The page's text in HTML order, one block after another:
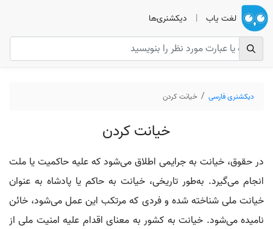
لغت یاب | دیکشنری‌ها
دیکشنری فارسی خیانت کردن
خیانت کردن
در حقوق، خیانت به جرایمی اطلاق می‌شود که علیه حاکمیت یا ملت
انجام می‌گیرد. به‌طور تاریخی، خیانت به حاکم یا پادشاه به عنوان
خیانت ملی شناخته شده و فردی که مرتکب این عمل می‌شود، خائن
نامیده می‌شود. خیانت به کشور به معنای اقدام علیه امنیت ملی از